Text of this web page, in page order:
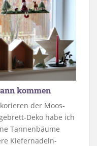
kommen
der Moos-
Deko habe ich
Tannenbäume
Kiefernadeln-